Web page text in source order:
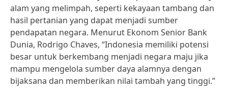
alam yang melimpah, seperti kekayaan tambang dan
hasil pertanian yang dapat menjadi sumber
pendapatan negara. Menurut Ekonom Senior Bank
Dunia, Rodrigo Chaves, “Indonesia memiliki potensi
besar untuk berkembang menjadi negara maju jika
mampu mengelola sumber daya alamnya dengan
bijaksana dan memberikan nilai tambah yang tinggi.”